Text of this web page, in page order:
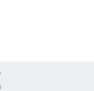
PEG-40
Paraffinum
Palmeth-25
Disodium EDTA.